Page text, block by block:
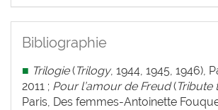
Bibliographie
■ Trilogie(Trilogy, 1944, 1945, 1946),
2011 ; Pour l’amour de Freud(Tribute
Paris, Des femmes-Antoinette